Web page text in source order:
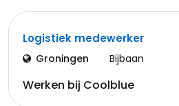
Logistiek medewerker
Groningen Bijbaan
Werken bij Coolblue